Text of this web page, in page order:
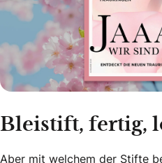
Bleistift, fertig,
Aber mit welchem der Stifte